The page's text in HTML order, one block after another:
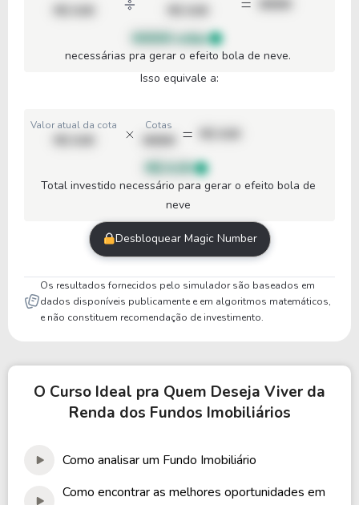
00000 cotas
necessárias pra gerar o efeito bola de neve.
Isso equivale a:
Valor atual da cota Cotas
R$ 0,00
Total investido necessário para gerar o efeito bola de
neve
Desbloquear Magic Number
Os resultados fornecidos pelo simulador são baseados em
dados disponíveis publicamente e em algoritmos matemáticos,
e não constituem recomendação de investimento.
O Curso Ideal pra Quem Deseja Viver da
Renda dos Fundos Imobiliários
Como analisar um Fundo Imobiliário
Como encontrar as melhores oportunidades em